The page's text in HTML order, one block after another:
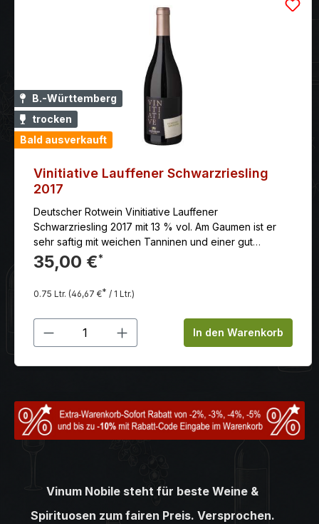
B.-Württemberg
trocken
Bald ausverkauft
Vinitiative Lauffener Schwarzriesling
2017
Deutscher Rotwein Vinitiative Lauffener
Schwarzriesling 2017 mit 13 % vol. Am Gaumen ist er
sehr saftig mit weichen Tanninen und einer gut
ausbalancierten angenehmen Säure.
35,00 €*
0.75 Ltr. (46,67 €* / 1 Ltr.)
Produkt Anzahl: Gib denIn den Warenkorb
Vinum Nobile steht für beste Weine &
Spirituosen zum fairen Preis. Versprochen.